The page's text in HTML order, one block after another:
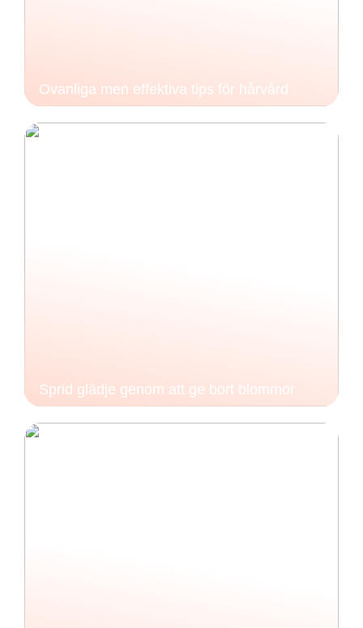
Ovanliga men effektiva tips för hårvård
Sprid glädje genom att ge bort blommor